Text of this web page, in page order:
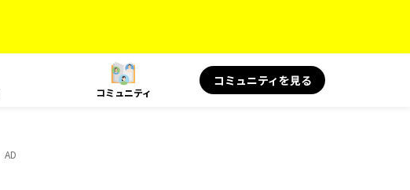
コミュニティ
コミュニティを見る
AD